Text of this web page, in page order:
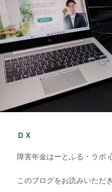
ＤＸ
障害年金はーとふる・ラボ
このブログをお読みいただ